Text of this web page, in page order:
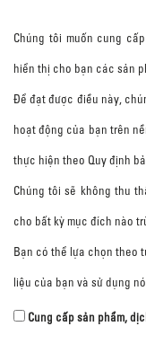
Chúng tôi muốn cung
hiển thị cho bạn các sản
Để đạt được điều này,
hoạt động của bạn trên
thực hiện theo Quy định
Chúng tôi sẽ không thu
cho bất kỳ mục đích nào
Bạn có thể lựa chọn theo
liệu của bạn và sử dụng
Cung cấp sản phẩm,